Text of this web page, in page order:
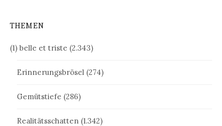
THEMEN
(1) belle et triste (2.343)
Erinnerungsbrösel (274)
Gemütstiefe (286)
Realitätsschatten (1.342)